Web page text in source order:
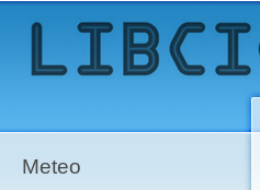
Meteo